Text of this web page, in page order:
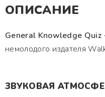
ОПИСАНИЕ
General Knowledge Quiz
немолодого издателя
ЗВУКОВАЯ